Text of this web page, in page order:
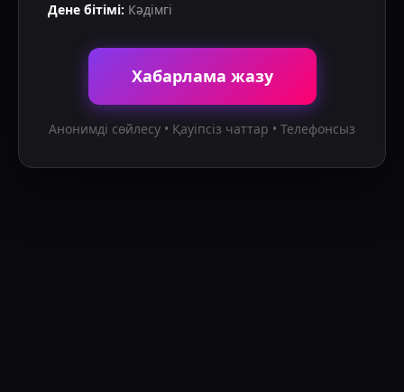
Дене бітімі: Кәдімгі
Хабарлама жазу
Анонимді сөйлесу • Қауіпсіз чаттар • Телефонсыз